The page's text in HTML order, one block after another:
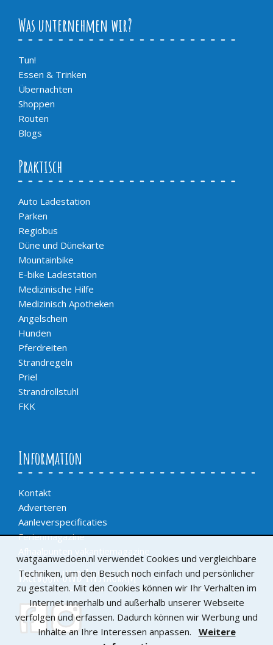
Was unternehmen wir?
Tun!
Essen & Trinken
Übernachten
Shoppen
Routen
Blogs
Praktisch
Auto Ladestation
Parken
Regiobus
Düne und Dünekarte
Mountainbike
E-bike Ladestation
Medizinische Hilfe
Medizinisch Apotheken
Angelschein
Hunden
Pferdreiten
Strandregeln
Priel
Strandrollstuhl
FKK
Information
Kontakt
Adverteren
Aanleverspecificaties
Ferienmagazine
Afhaalpunten vakantiemagazine
Facebook und Instagram
watgaanwedoen.nl verwendet Cookies und vergleichbare
Techniken, um den Besuch noch einfach und persönlicher
zu gestalten. Mit den Cookies können wir Ihr Verhalten im
Internet innerhalb und außerhalb unserer Webseite
verfolgen und erfassen. Dadurch können wir Werbung und
Inhalte an Ihre Interessen anpassen. Weitere